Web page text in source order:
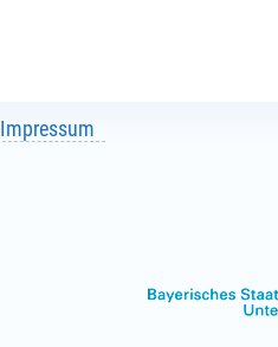
Impressum